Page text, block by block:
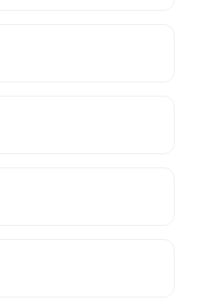
para
lo convierte
lo convierte en una